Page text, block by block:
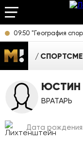
09:50 "География
ЮСТИН
ВРАТАРЬ
Дата